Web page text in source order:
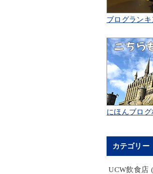
ブログランキ
にほんブログ
カテゴリー
UCW飲食店